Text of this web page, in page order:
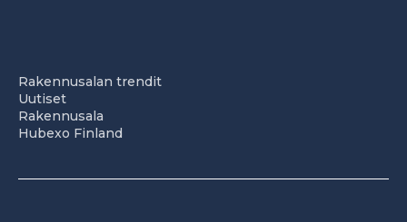
Rakennusalan trendit
Uutiset
Rakennusala
Hubexo Finland